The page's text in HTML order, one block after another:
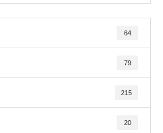
64
79
215
20